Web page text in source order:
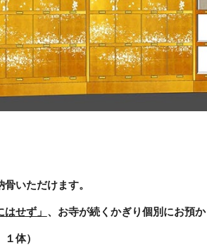
いただけます。
はせず」 、 お寺が続くかぎり個別にお預か
体）